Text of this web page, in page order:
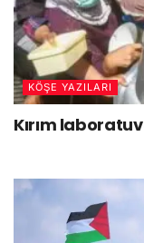
KÖŞE YAZILARI
Kırım